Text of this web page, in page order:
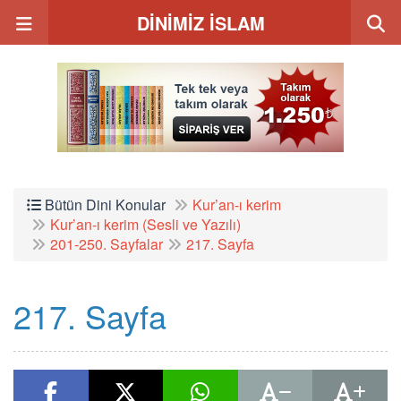
DİNİMİZ İSLAM
Bütün Dini Konular
Kur’an-ı kerim
Kur’an-ı kerim (Sesli ve Yazılı)
201-250. Sayfalar
217. Sayfa
217. Sayfa